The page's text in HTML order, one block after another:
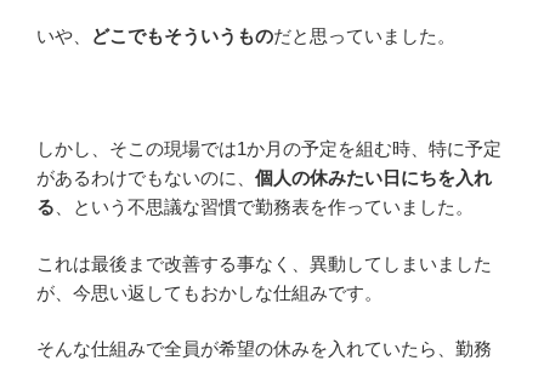
いや、 どこでもそういうものだと思っていました。
しかし、そこの現場では1か月の予定を組む時、特に予定
があるわけでもないのに、 個人の休みたい日にちを入れ
る 、という不思議な習慣で勤務表を作っていました。
これは最後まで改善する事なく、異動してしまいました
が、今思い返してもおかしな仕組みです。
そんな仕組みで全員が希望の休みを入れていたら、勤務